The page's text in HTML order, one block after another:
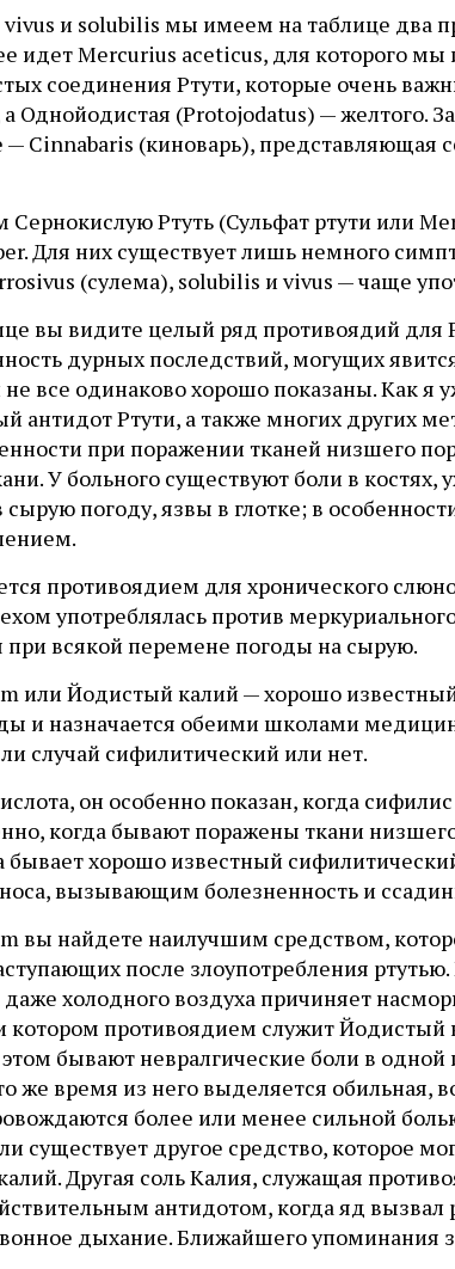
и solubilis мы имеем на таблице два
идет Mercurius aceticus, для которого
соединения Ртути, которые очень
а Однойодистая (Protojodatus) — желтого.
— Cinnabaris (киноварь), представляющая
Ртуть (Сульфат ртути или
Для них существует лишь немного
(сулема), solubilis и vivus — чаще
вы видите целый ряд противоядий для
дурных последствий, могущих
все одинаково хорошо показаны. Как я
антидот Ртути, а также многих других
при поражении тканей низшего
У больного существуют боли в
сырую погоду, язвы в глотке; в
противоядием для хронического
употреблялась против
при всякой перемене погоды на сырую.
или Йодистый калий — хорошо
и назначается обеими школами
случай сифилитический или нет.
он особенно показан, когда
когда бывают поражены ткани
бывает хорошо известный
вызывающим болезненность и
вы найдете наилучшим средством,
после злоупотребления
холодного воздуха причиняет
котором противоядием служит Йодистый
бывают невралгические боли в одной
же время из него выделяется обильная,
более или менее сильной
существует другое средство, которое
Другая соль Калия, служащая
антидотом, когда яд вызвал
дыхание. Ближайшего упоминания